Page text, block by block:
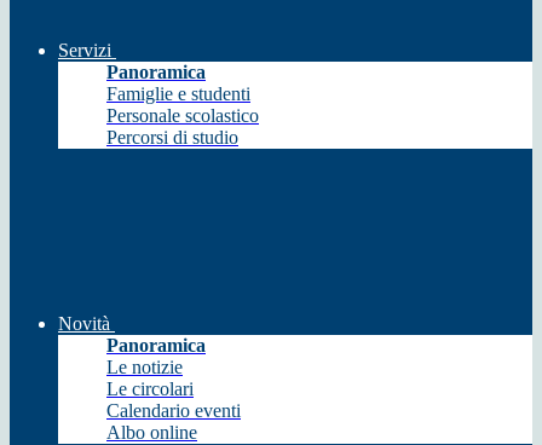
Servizi
Panoramica
Famiglie e studenti
Personale scolastico
Percorsi di studio
Novità
Panoramica
Le notizie
Le circolari
Calendario eventi
Albo online